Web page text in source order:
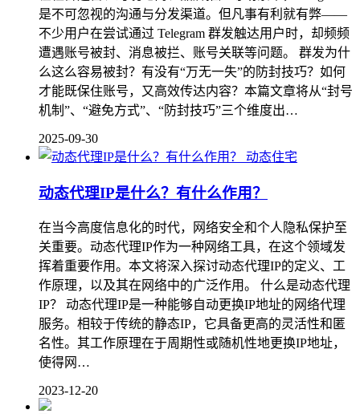
是不可忽视的沟通与分发渠道。但凡事有利就有弊——
不少用户在尝试通过 Telegram 群发触达用户时，却频频
遭遇账号被封、消息被拦、账号关联等问题。 群发为什
么这么容易被封？有没有“万无一失”的防封技巧？如何
才能既保住账号，又高效传达内容？本篇文章将从“封号
机制”、“避免方式”、“防封技巧”三个维度出…
2025-09-30
动态住宅
动态代理IP是什么？有什么作用？
在当今高度信息化的时代，网络安全和个人隐私保护至
关重要。动态代理IP作为一种网络工具，在这个领域发
挥着重要作用。本文将深入探讨动态代理IP的定义、工
作原理，以及其在网络中的广泛作用。 什么是动态代理
IP？ 动态代理IP是一种能够自动更换IP地址的网络代理
服务。相较于传统的静态IP，它具备更高的灵活性和匿
名性。其工作原理在于周期性或随机性地更换IP地址，
使得网…
2023-12-20